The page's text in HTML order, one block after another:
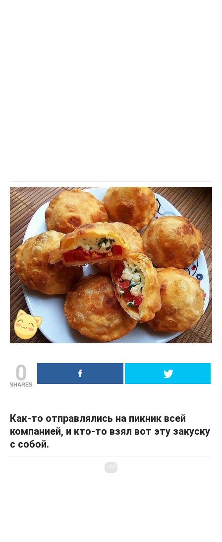
0
SHARES
Как-то отправлялись на пикник всей
компанией, и кто-то взял вот эту закуску
с собой.
Ad